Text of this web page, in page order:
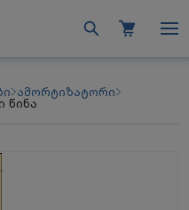
ამორტიზატორი
წინა